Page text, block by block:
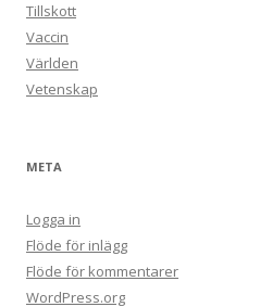
Tillskott
Vaccin
Världen
Vetenskap
META
Logga in
Flöde för inlägg
Flöde för kommentarer
WordPress.org